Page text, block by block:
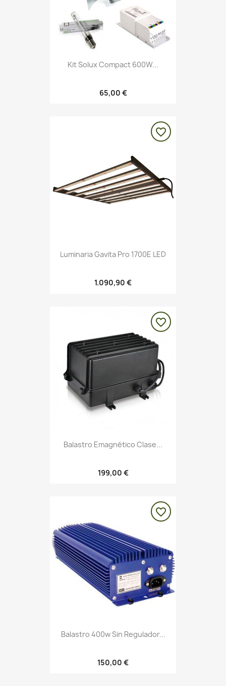
Kit Solux Compact 600W...
65,00 €
Luminaria Gavita Pro 1700E LED
1.090,90 €
favorite_border
Balastro Emagnético Clase...
199,00 €
favorite_border
Balastro 400w Sin Regulador...
150,00 €
favorite_border